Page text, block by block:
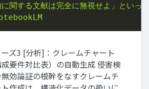
関する文献は完全に無視せよ」といっ
ーズ3 [分析]：クレームチャート
成要件対比表）の自動生成 侵害検
効論証の根幹をなすクレームチ